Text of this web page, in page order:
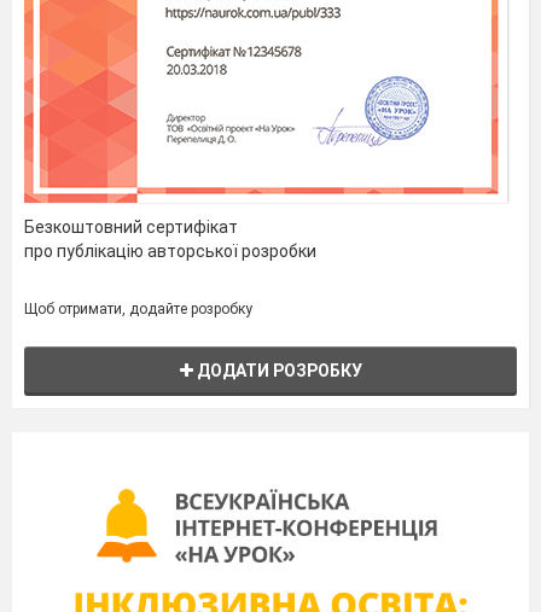
Безкоштовний сертифікат
про публікацію авторської розробки
Щоб отримати, додайте розробку
ДОДАТИ РОЗРОБКУ